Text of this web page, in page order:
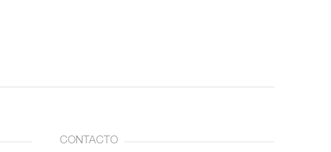
CONTACTO